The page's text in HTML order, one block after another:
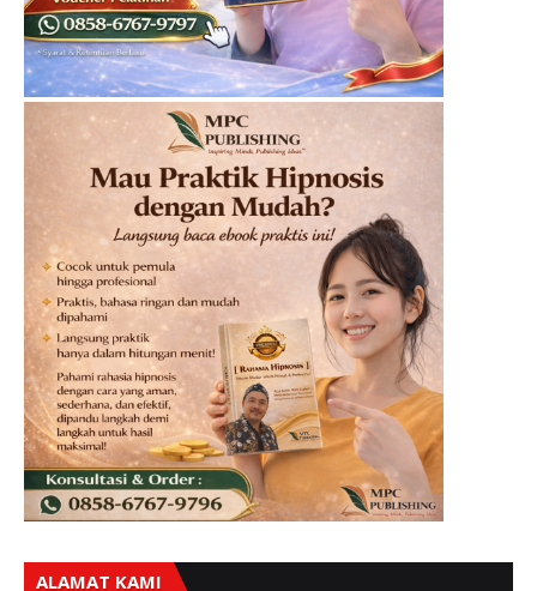
ALAMAT KAMI